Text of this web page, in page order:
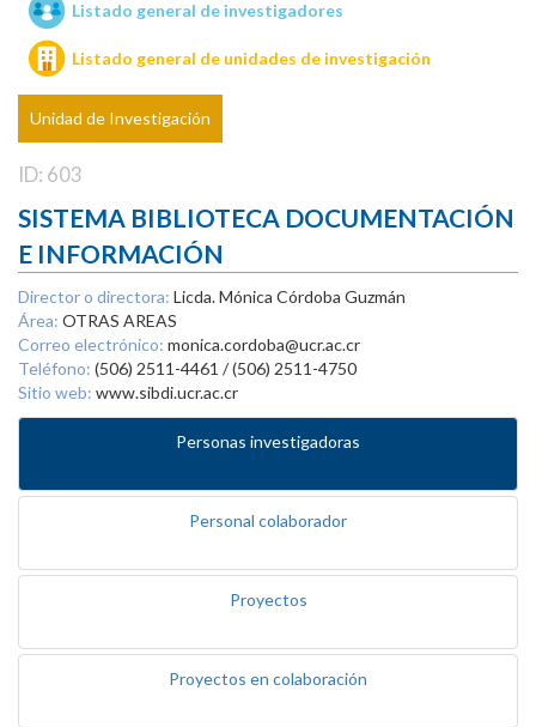
Unidades de investigación
Listado general de investigadores
Listado general de unidades de investigación
Unidad de Investigación
ID: 603
SISTEMA BIBLIOTECA DOCUMENTACIÓN
E INFORMACIÓN
Director o directora: Licda. Mónica Córdoba Guzmán
Área: OTRAS AREAS
Correo electrónico: monica.cordoba@ucr.ac.cr
Teléfono: (506) 2511-4461 / (506) 2511-4750
Sitio web: www.sibdi.ucr.ac.cr
Personas investigadoras
Personal colaborador
Proyectos
Proyectos en colaboración